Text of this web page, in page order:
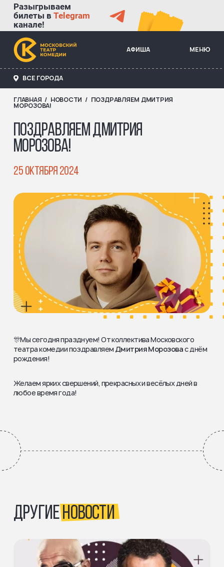
Разыгрываем
билеты в Telegram
канале!
АФИША МЕНЮ
ВСЕ ГОРОДА
СТРОКА НАВИГАЦИИ
ГЛАВНАЯ НОВОСТИ ПОЗДРАВЛЯЕМ ДМИТРИЯ
МОРОЗОВА!
ПОЗДРАВЛЯЕМ ДМИТРИЯ
МОРОЗОВА!
25 ОКТЯБРЯ 2024
🎊Мы сегодня празднуем! От коллектива Московского
театра комедии поздравляем Дмитрия Морозовас днём
рождения!
Желаем ярких свершений, прекрасных и весёлых дней в
любое время года!
ДРУГИЕНОВОСТИ